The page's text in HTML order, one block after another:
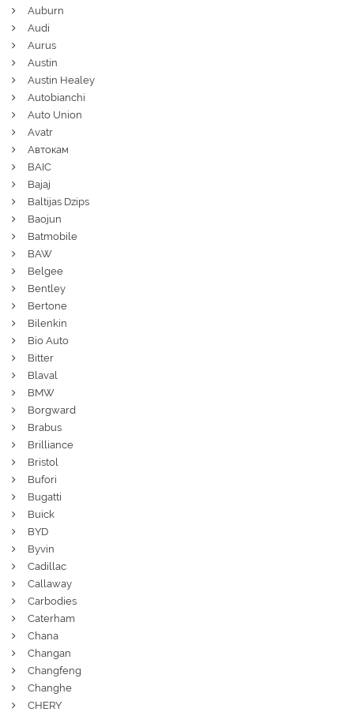
Auburn
Audi
Aurus
Austin
Austin Healey
Autobianchi
Auto Union
Avatr
Автокам
BAIC
Bajaj
Baltijas Dzips
Baojun
Batmobile
BAW
Belgee
Bentley
Bertone
Bilenkin
Bio Auto
Bitter
Blaval
BMW
Borgward
Brabus
Brilliance
Bristol
Bufori
Bugatti
Buick
BYD
Byvin
Cadillac
Callaway
Carbodies
Caterham
Chana
Changan
Changfeng
Changhe
CHERY